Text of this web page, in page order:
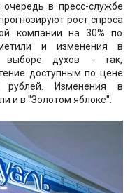
в пресс-службе
рост спроса
компании на 30% по
и изменения в
выборе духов - так,
доступным по цене
Изменения в
и в "Золотом яблоке".